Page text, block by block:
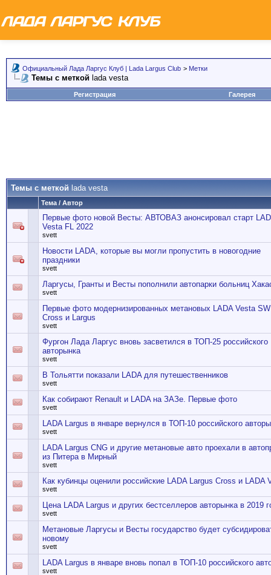
Официальный Лада Ларгус Клуб | Lada Largus Club > Метки
Темы с меткой lada vesta
Регистрация Галерея
Темы с меткой lada vesta
Тема / Автор
Первые фото новой Весты: АВТОВАЗ анонсировал старт
Vesta FL 2022
svett
Новости LADA, которые вы могли пропустить в новогодние
праздники
svett
Ларгусы, Гранты и Весты пополнили автопарки больниц
svett
Первые фото модернизированных метановых LADA Vesta SW
Cross и Largus
svett
Фургон Лада Ларгус вновь засветился в ТОП-25 российского
авторынка
svett
В Тольятти показали LADA для путешественников
svett
Как собирают Renault и LADA на ЗАЗе. Первые фото
svett
LADA Largus в январе вернулся в ТОП-10 российского
svett
LADA Largus CNG и другие метановые авто проехали в
из Питера в Мирный
svett
Как кубинцы оценили российские LADA Largus Cross и LADA
svett
Цена LADA Largus и других бестселлеров авторынка в 2019
svett
Метановые Ларгусы и Весты государство будет
новому
svett
LADA Largus в январе вновь попал в ТОП-10 российского
svett